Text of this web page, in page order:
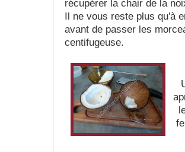
récupérer la chair de la
Il ne vous reste plus qu'à
avant de passer les
centifugeuse.